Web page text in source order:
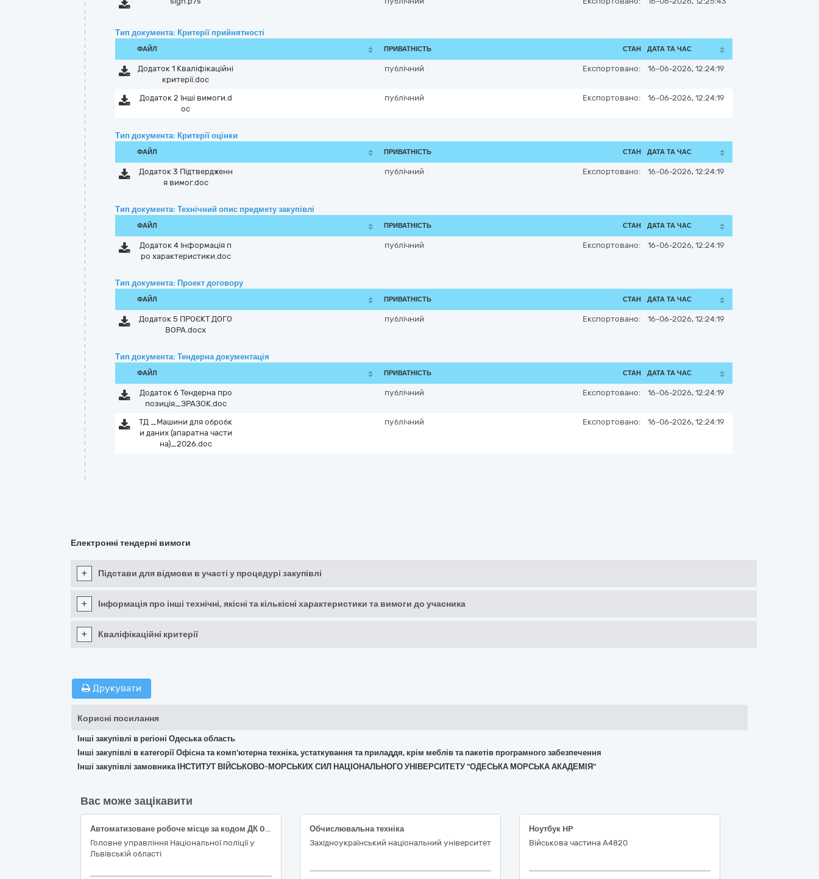
Тип документа: Критерії прийнятності
ФАЙЛ ПРИВАТНІСТЬ СТАН ДАТА ТА ЧАС
Додаток 1 Кваліфікаційні
критерії.doc
публічний Експортовано: 16-06-2026, 12:24:19
Додаток 2 Інші вимоги.d
oc
публічний Експортовано: 16-06-2026, 12:24:19
Тип документа: Критерії оцінки
ФАЙЛ ПРИВАТНІСТЬ СТАН ДАТА ТА ЧАС
Додаток 3 Підтвердженн
я вимог.doc
публічний Експортовано: 16-06-2026, 12:24:19
Тип документа: Технічний опис предмету закупівлі
ФАЙЛ ПРИВАТНІСТЬ СТАН ДАТА ТА ЧАС
Додаток 4 Інформація п
ро характеристики.doc
публічний Експортовано: 16-06-2026, 12:24:19
Тип документа: Проект договору
ФАЙЛ ПРИВАТНІСТЬ СТАН ДАТА ТА ЧАС
Додаток 5 ПРОЄКТ ДОГО
ВОРА.docx
публічний Експортовано: 16-06-2026, 12:24:19
Тип документа: Тендерна документація
ФАЙЛ ПРИВАТНІСТЬ СТАН ДАТА ТА ЧАС
Додаток 6 Тендерна про
позиція_ЗРАЗОК.doc
публічний Експортовано: 16-06-2026, 12:24:19
ТД _Машини для обробк
и даних (апаратна части
на)_2026.doc
публічний Експортовано: 16-06-2026, 12:24:19
Електронні тендерні вимоги
+ Підстави для відмови в участі у процедурі закупівлі
+ Інформація про інші технічні, якісні та кількісні характеристики та вимоги до учасника
+ Кваліфікаційні критерії
Друкувати
Корисні посилання
Інші закупівлі в регіоні Одеська область
Інші закупівлі в категорії Офісна та комп’ютерна техніка, устаткування та приладдя, крім меблів та пакетів програмного забезпечення
Інші закупівлі замовника ІНСТИТУТ ВІЙСЬКОВО-МОРСЬКИХ СИЛ НАЦІОНАЛЬНОГО УНІВЕРСИТЕТУ "ОДЕСЬКА МОРСЬКА АКАДЕМІЯ"
Вас може зацікавити
Автоматизоване робоче місце за кодом ДК 021:2015 – 30210000-4 Машини для обробки даних (апаратна частина)
Головне управління Національної поліції у
Львівській області
Обчислювальна техніка
Західноукраїнський національний університет
Ноутбук HP
Військова частина А4820